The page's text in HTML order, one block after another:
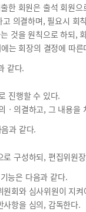
한 회원은 출석 회원으
의결하며, 필요시 회
것을 원칙으로 하되,
는 회장의 결정에 따른
같다.
진행할 수 있다.
의결하고, 그 내용을
과 같다.
구성하되, 편집위원
능은 다음과 같다.
회와 심사위원이 지
항을 심의, 감독한다.